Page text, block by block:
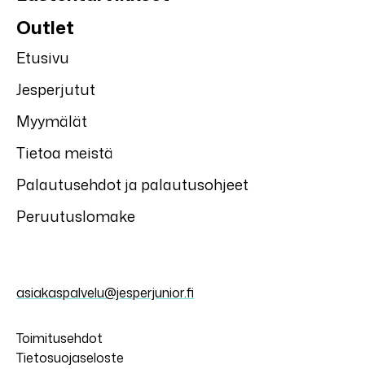
Outlet
Etusivu
Jesperjutut
Myymälät
Tietoa meistä
Palautusehdot ja palautusohjeet
Peruutuslomake
asiakaspalvelu@jesperjunior.fi
Toimitusehdot
Tietosuojaseloste